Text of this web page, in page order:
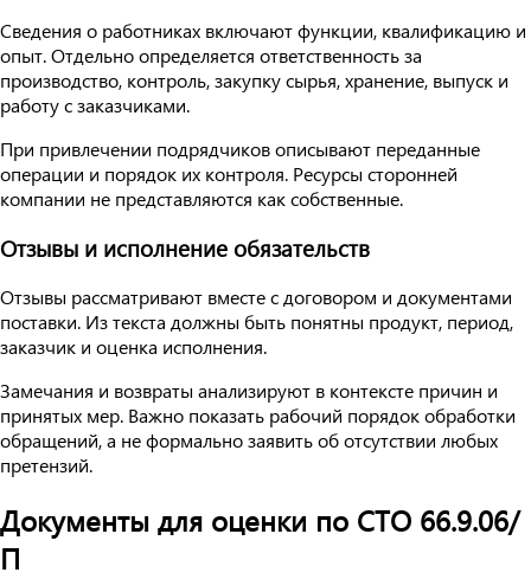
Сведения о работниках включают функции, квалификацию и
опыт. Отдельно определяется ответственность за
производство, контроль, закупку сырья, хранение, выпуск и
работу с заказчиками.
При привлечении подрядчиков описывают переданные
операции и порядок их контроля. Ресурсы сторонней
компании не представляются как собственные.
Отзывы и исполнение обязательств
Отзывы рассматривают вместе с договором и документами
поставки. Из текста должны быть понятны продукт, период,
заказчик и оценка исполнения.
Замечания и возвраты анализируют в контексте причин и
принятых мер. Важно показать рабочий порядок обработки
обращений, а не формально заявить об отсутствии любых
претензий.
Документы для оценки по СТО 66.9.06/
П